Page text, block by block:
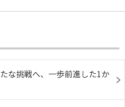
な挑戦へ、一歩前進した1か